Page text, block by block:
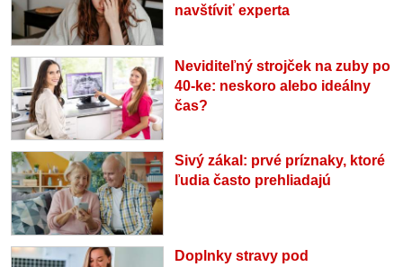
navštíviť experta
Neviditeľný strojček na zuby po
40-ke: neskoro alebo ideálny
čas?
Sivý zákal: prvé príznaky, ktoré
ľudia často prehliadajú
Doplnky stravy pod